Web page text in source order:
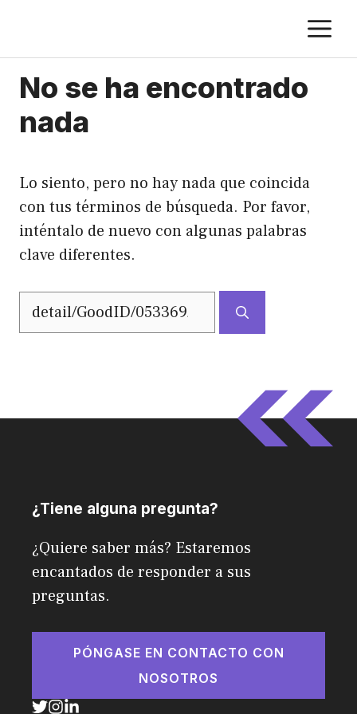
contenido
No se ha encontrado
nada
Lo siento, pero no hay nada que coincida
con tus términos de búsqueda. Por favor,
inténtalo de nuevo con algunas palabras
clave diferentes.
Buscar:
¿Tiene alguna pregunta?
¿Quiere saber más? Estaremos
encantados de responder a sus
preguntas.
PÓNGASE EN CONTACTO CON
NOSOTROS